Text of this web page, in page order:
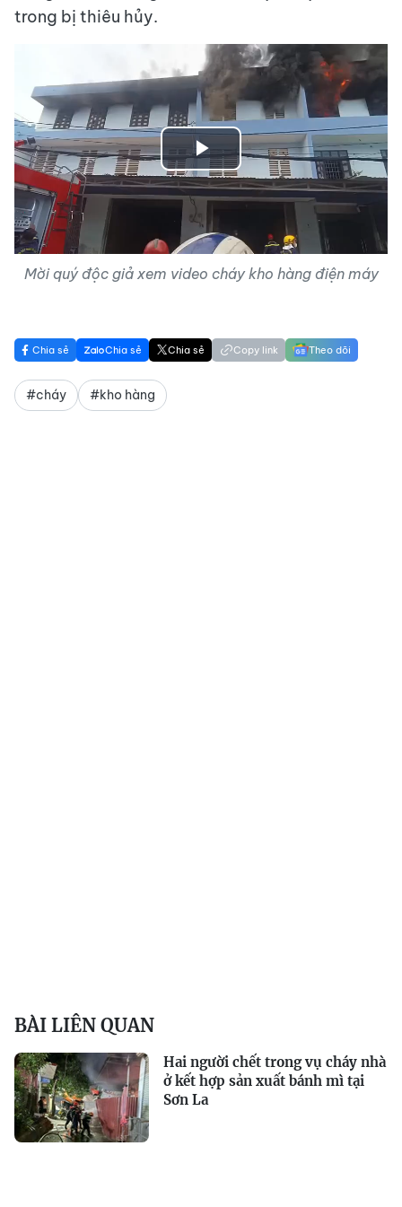
trong bị thiêu hủy.
Play
Video
Mời quý độc giả xem video cháy kho hàng điện máy
Chia sẻ Chia sẻ Chia sẻ Copy link Theo dõi
#cháy #kho hàng
BÀI LIÊN QUAN
Hai người chết trong vụ cháy nhà
ở kết hợp sản xuất bánh mì tại
Sơn La